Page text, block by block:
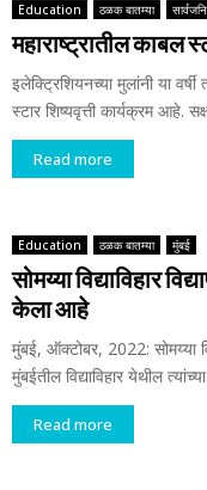
Education ठळक बातम्या
महाराष्ट्रातील काबल
इलेक्ट्रिशियनच्या मुलांनी या वर्षी
स्टार शिष्यवृत्ती कार्यक्रम आहे.
Read more
Education ठळक बातम्या मुंबई
सोमय्या विद्याविहार
केला आहे
मुंबई, ऑक्टोबर, 2022: सोमय्या
मुंबईतील विद्याविहार येथील
Read more